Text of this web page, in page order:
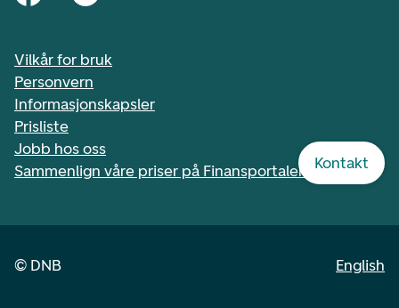
Kontakt
Vilkår for bruk
Personvern
Informasjonskapsler
Prisliste
Jobb hos oss
Sammenlign våre priser på Finansportalen.no
© DNB English